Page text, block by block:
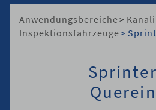
Team
Anwendungsbereiche>
Inspektionsfahrzeuge>